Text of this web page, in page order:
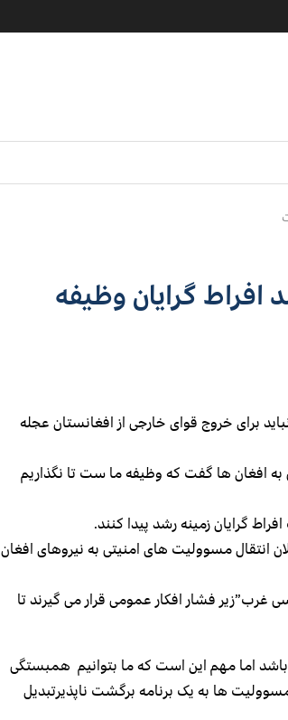
گرایان وظیفه
برای خروج قوای خارجی از افغانستان عجله
افغان ها گفت که وظیفه ما ست تا نگذاریم
گرایان زمینه رشد پیدا کنند.
انتقال مسوولیت های امنیتی به نیروهای افغان
غرب”زیر فشار افکار عمومی قرار می گیرند تا
باشد اما مهم این است که ما بتوانیم همبستگی
ها به یک برنامه برگشت ناپذیرتبدیل